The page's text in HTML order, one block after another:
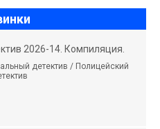
2026-14. Компиляция.
детектив / Полицейский